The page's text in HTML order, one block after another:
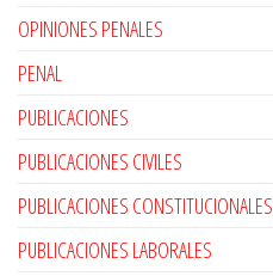
OPINIONES PENALES
PENAL
PUBLICACIONES
PUBLICACIONES CIVILES
PUBLICACIONES CONSTITUCIONALES
PUBLICACIONES LABORALES